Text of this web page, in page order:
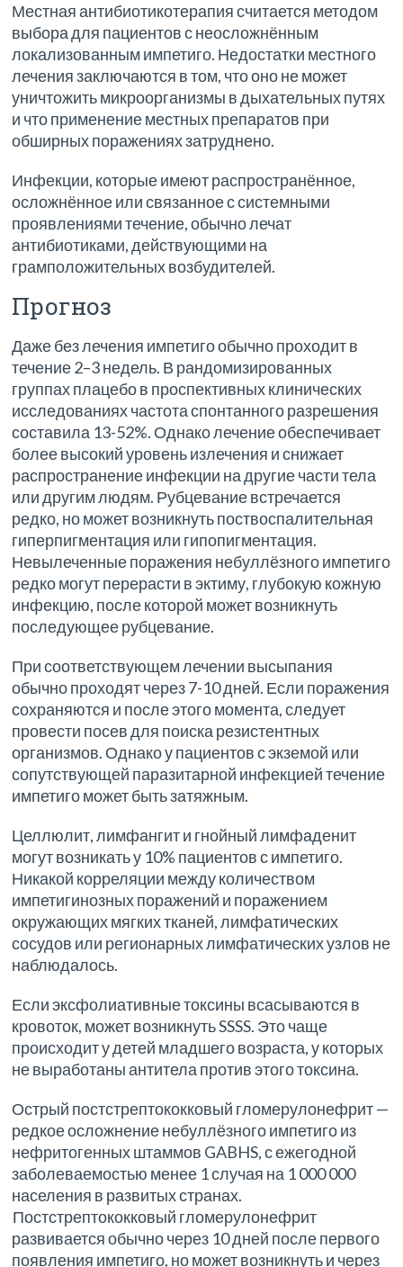
Местная антибиотикотерапия считается методом
выбора для пациентов с неосложнённым
локализованным импетиго. Недостатки местного
лечения заключаются в том, что оно не может
уничтожить микроорганизмы в дыхательных путях
и что применение местных препаратов при
обширных поражениях затруднено.
Инфекции, которые имеют распространённое,
осложнённое или связанное с системными
проявлениями течение, обычно лечат
антибиотиками, действующими на
грамположительных возбудителей.
Прогноз
Даже без лечения импетиго обычно проходит в
течение 2–3 недель. В рандомизированных
группах плацебо в проспективных клинических
исследованиях частота спонтанного разрешения
составила 13-52%. Однако лечение обеспечивает
более высокий уровень излечения и снижает
распространение инфекции на другие части тела
или другим людям. Рубцевание встречается
редко, но может возникнуть поствоспалительная
гиперпигментация или гипопигментация.
Невылеченные поражения небуллёзного импетиго
редко могут перерасти в эктиму, глубокую кожную
инфекцию, после которой может возникнуть
последующее рубцевание.
При соответствующем лечении высыпания
обычно проходят через 7-10 дней. Если поражения
сохраняются и после этого момента, следует
провести посев для поиска резистентных
организмов. Однако у пациентов с экземой или
сопутствующей паразитарной инфекцией течение
импетиго может быть затяжным.
Целлюлит, лимфангит и гнойный лимфаденит
могут возникать у 10% пациентов с импетиго.
Никакой корреляции между количеством
импетигинозных поражений и поражением
окружающих мягких тканей, лимфатических
сосудов или регионарных лимфатических узлов не
наблюдалось.
Если эксфолиативные токсины всасываются в
кровоток, может возникнуть SSSS. Это чаще
происходит у детей младшего возраста, у которых
не выработаны антитела против этого токсина.
Острый постстрептококковый гломерулонефрит —
редкое осложнение небуллёзного импетиго из
нефритогенных штаммов GABHS, с ежегодной
заболеваемостью менее 1 случая на 1 000 000
населения в развитых странах.
Постстрептококковый гломерулонефрит
развивается обычно через 10 дней после первого
появления импетиго, но может возникнуть и через